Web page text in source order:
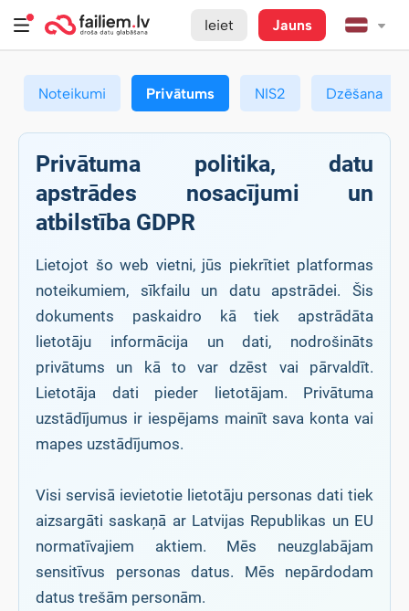
Ieiet Jauns
Noteikumi Privātums NIS2 Dzēšana
Privātuma politika, datu
apstrādes nosacījumi un
atbilstība GDPR
Lietojot šo web vietni, jūs piekrītiet platformas
noteikumiem, sīkfailu un datu apstrādei. Šis
dokuments paskaidro kā tiek apstrādāta
lietotāju informācija un dati, nodrošināts
privātums un kā to var dzēst vai pārvaldīt.
Lietotāja dati pieder lietotājam. Privātuma
uzstādījumus ir iespējams mainīt sava konta vai
mapes uzstādījumos.
Visi servisā ievietotie lietotāju personas dati tiek
aizsargāti saskaņā ar Latvijas Republikas un EU
normatīvajiem aktiem. Mēs neuzglabājam
sensitīvus personas datus. Mēs nepārdodam
datus trešām personām.